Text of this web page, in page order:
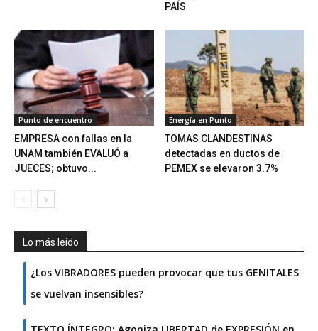
PAÍS
Punto de encuentro
EMPRESA con fallas en la
UNAM también EVALUÓ a
JUECES; obtuvo...
Energía en Punto
TOMAS CLANDESTINAS
detectadas en ductos de
PEMEX se elevaron 3.7%
Lo más leido
¿Los VIBRADORES pueden provocar que tus GENITALES
se vuelvan insensibles?